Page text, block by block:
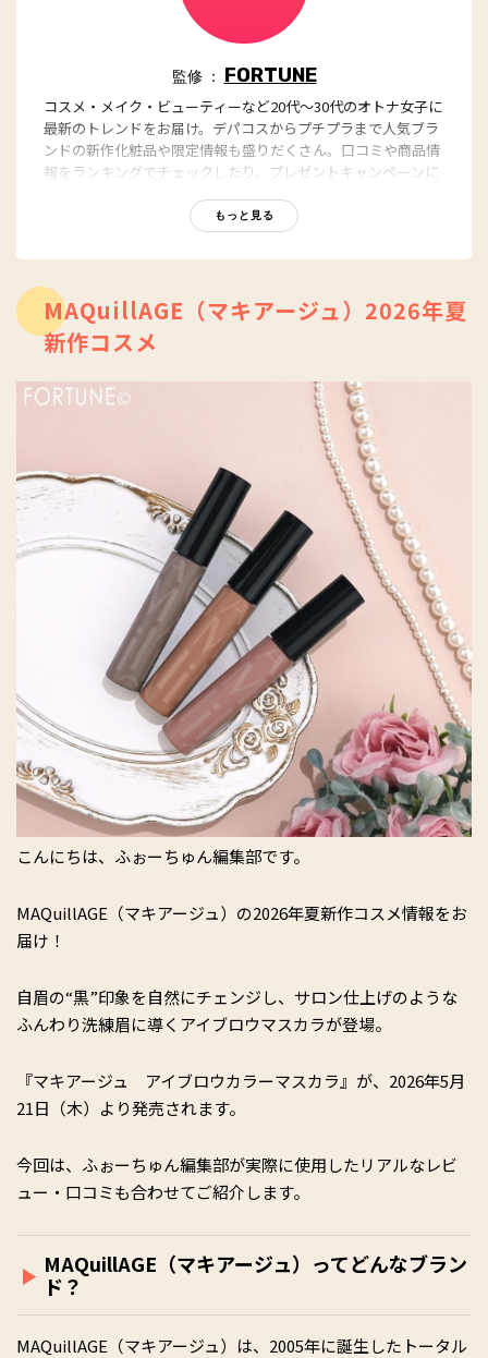
監修 ： FORTUNE
コスメ・メイク・ビューティーなど20代～30代のオトナ女子に
最新のトレンドをお届け。デパコスからプチプラまで人気ブラ
ンドの新作化粧品や限定情報も盛りだくさん。口コミや商品情
報をランキングでチェックしたり、プレゼントキャンペーンに
https://fortune-girl.com/
もっと見る
MAQuillAGE（マキアージュ）2026年夏
新作コスメ
こんにちは、ふぉーちゅん編集部です。
MAQuillAGE（マキアージュ）の2026年夏新作コスメ情報をお
届け！
自眉の“黒”印象を自然にチェンジし、サロン仕上げのような
ふんわり洗練眉に導くアイブロウマスカラが登場。
『マキアージュ アイブロウカラーマスカラ』が、2026年5月
21日（木）より発売されます。
今回は、ふぉーちゅん編集部が実際に使用したリアルなレビ
ュー・口コミも合わせてご紹介します。
MAQuillAGE（マキアージュ）ってどんなブラン
ド？
MAQuillAGE（マキアージュ）は、2005年に誕生したトータル